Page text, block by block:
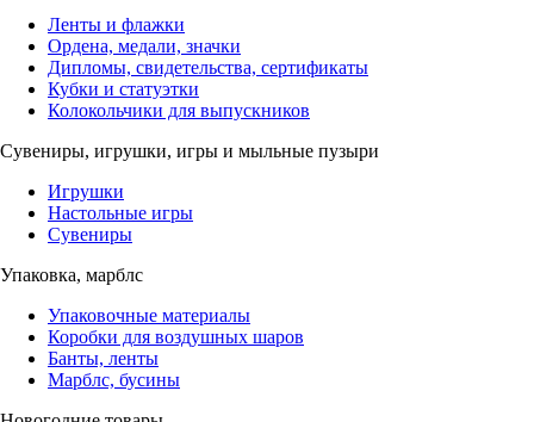
Ленты и флажки
Ордена, медали, значки
Дипломы, свидетельства, сертификаты
Кубки и статуэтки
Колокольчики для выпускников
Сувениры, игрушки, игры и мыльные пузыри
Игрушки
Настольные игры
Сувениры
Упаковка, марблс
Упаковочные материалы
Коробки для воздушных шаров
Банты, ленты
Марблс, бусины